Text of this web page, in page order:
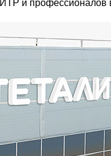
и профессионалов